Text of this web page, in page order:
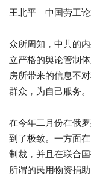
王北平 中国劳工
众所周知，中共的
立严格的舆论管制
房所带来的信息不
群众，为自己服务。
在今年二月份在俄
到了极致。一方面
制裁，并且在联合
所谓的民用物资捐